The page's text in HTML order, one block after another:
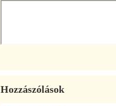
Hozzászólások